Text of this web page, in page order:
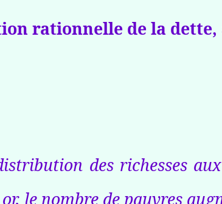
rationnelle de la
des richesses
le nombre de pauvres